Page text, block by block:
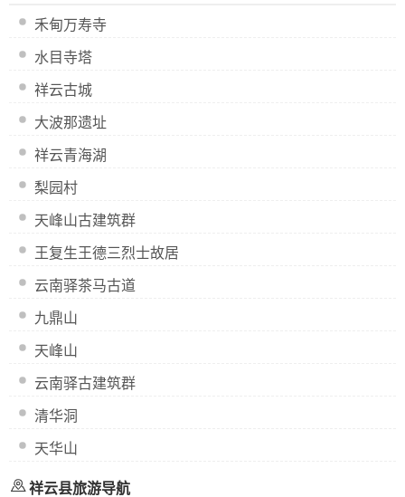
禾甸万寿寺
水目寺塔
祥云古城
大波那遗址
祥云青海湖
梨园村
天峰山古建筑群
王复生王德三烈士故居
云南驿茶马古道
九鼎山
天峰山
云南驿古建筑群
清华洞
天华山
祥云县旅游导航